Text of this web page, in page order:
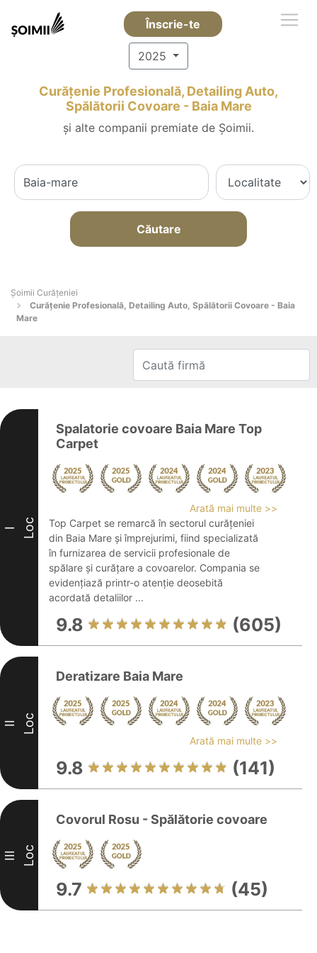
Înscrie-te
2025
Curățenie Profesională, Detailing Auto,
Spălătorii Covoare - Baia Mare
și alte companii premiate de Șoimii.
Căutare
Șoimii Curățeniei
Curățenie Profesională, Detailing Auto, Spălătorii Covoare - Baia
Mare
I Loc
Spalatorie covoare Baia Mare Top
Carpet
Arată mai multe >>
Top Carpet se remarcă în sectorul curățeniei
din Baia Mare și împrejurimi, fiind specializată
în furnizarea de servicii profesionale de
spălare și curățare a covoarelor. Compania se
evidențiază printr-o atenție deosebită
acordată detaliilor ...
9.8 (605)
II Loc
Deratizare Baia Mare
Arată mai multe >>
9.8 (141)
III Loc
Covorul Rosu - Spălătorie covoare
9.7 (45)